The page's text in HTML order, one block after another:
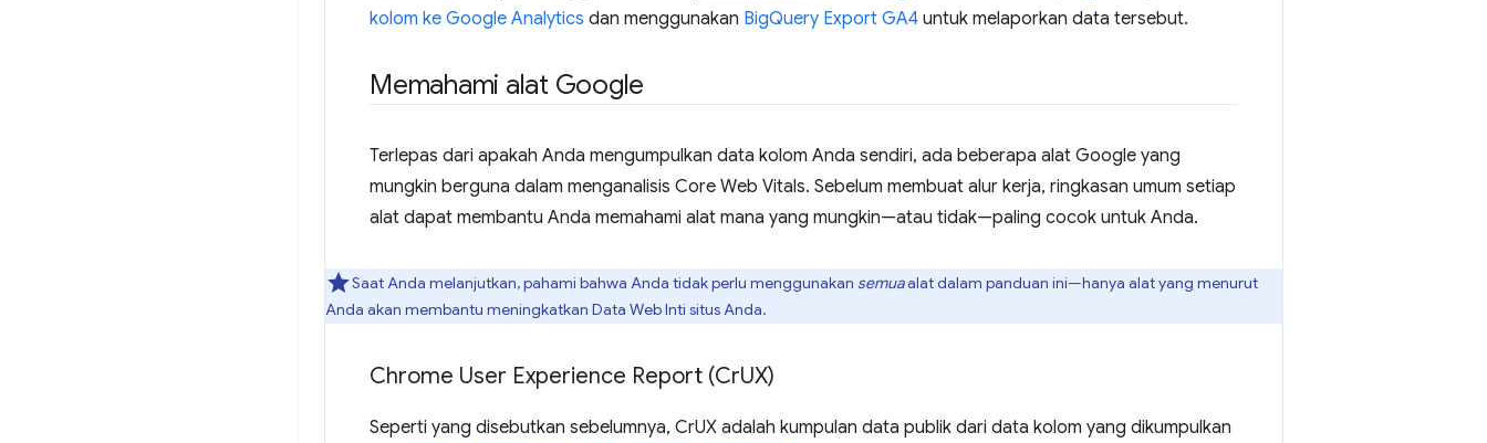
kolom ke Google Analytics dan menggunakan BigQuery Export GA4 untuk melaporkan data tersebut.
Memahami alat Google
Terlepas dari apakah Anda mengumpulkan data kolom Anda sendiri, ada beberapa alat Google yang
mungkin berguna dalam menganalisis Core Web Vitals. Sebelum membuat alur kerja, ringkasan umum setiap
alat dapat membantu Anda memahami alat mana yang mungkin—atau tidak—paling cocok untuk Anda.
Saat Anda melanjutkan, pahami bahwa Anda tidak perlu menggunakan semuaalat dalam panduan ini—hanya alat yang menurut
Anda akan membantu meningkatkan Data Web Inti situs Anda.
Chrome User Experience Report (CrUX)
Seperti yang disebutkan sebelumnya, CrUX adalah kumpulan data publik dari data kolom yang dikumpulkan